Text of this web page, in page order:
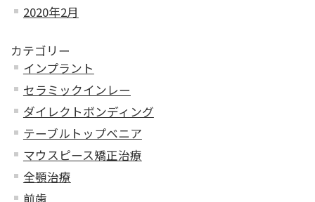
2020年2月
カテゴリー
インプラント
セラミックインレー
ダイレクトボンディング
テーブルトップベニア
マウスピース矯正治療
全顎治療